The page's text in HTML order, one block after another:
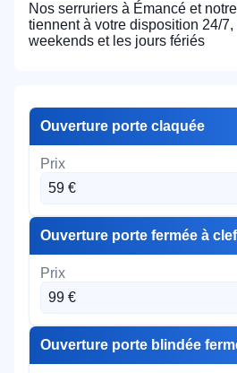
Nos serruriers à Émancé et
tiennent à votre disposition 24/
weekends et les jours fériés
Ouverture porte claquée
59 €
Ouverture porte fermée à clef
99 €
Ouverture porte blindée